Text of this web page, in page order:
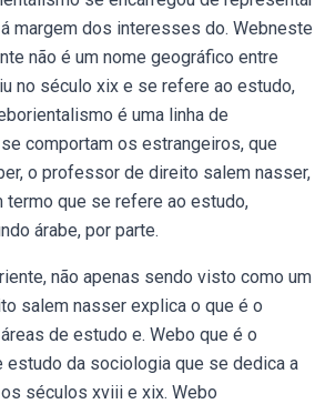
margem dos interesses do. Webneste
não é um nome geográfico entre
no século xix e se refere ao estudo,
é uma linha de
comportam os estrangeiros, que
o professor de direito salem nasser,
termo que se refere ao estudo,
árabe, por parte.
não apenas sendo visto como um
salem nasser explica o que é o
de estudo e. Webo que é o
estudo da sociologia que se dedica a
séculos xviii e xix. Webo